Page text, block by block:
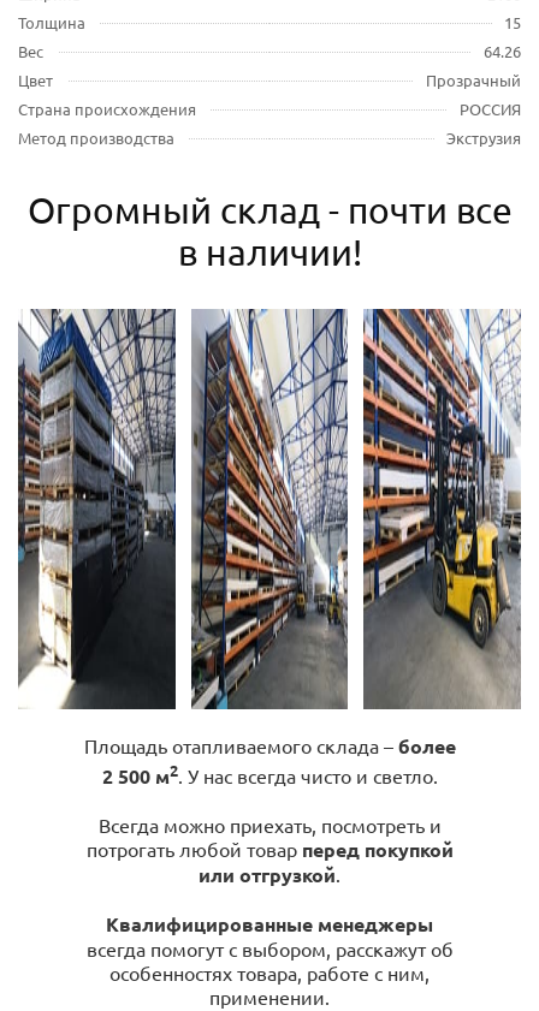
Толщина
15
Вес
64.26
Цвет
Прозрачный
Страна происхождения
РОССИЯ
Метод производства
Экструзия
Огромный склад - почти все
в наличии!
Площадь отапливаемого склада – более
2 500 м2. У нас всегда чисто и светло.
Всегда можно приехать, посмотреть и
потрогать любой товар перед покупкой
или отгрузкой.
Квалифицированные менеджеры
всегда помогут с выбором, расскажут об
особенностях товара, работе с ним,
применении.